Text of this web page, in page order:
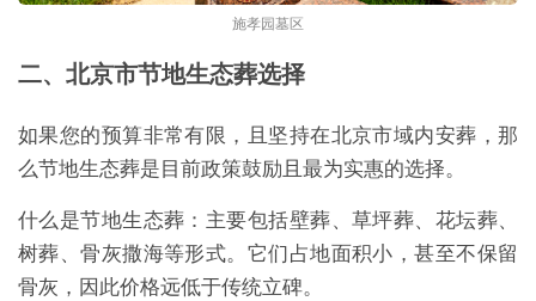
施孝园墓区
二、北京市节地生态葬选择
如果您的预算非常有限，且坚持在北京市域内安葬，那
么节地生态葬是目前政策鼓励且最为实惠的选择。
什么是节地生态葬：主要包括壁葬、草坪葬、花坛葬、
树葬、骨灰撒海等形式。它们占地面积小，甚至不保留
骨灰，因此价格远低于传统立碑。